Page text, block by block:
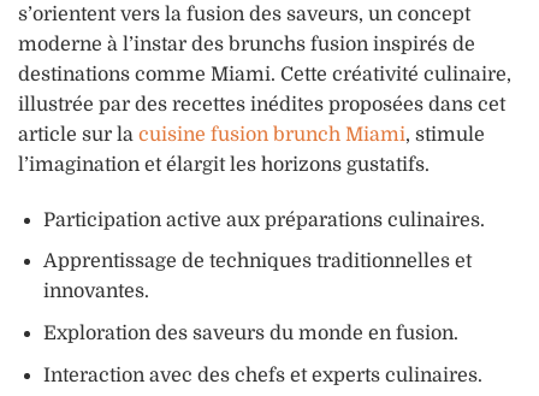
s’orientent vers la fusion des saveurs, un concept
moderne à l’instar des brunchs fusion inspirés de
destinations comme Miami. Cette créativité culinaire,
illustrée par des recettes inédites proposées dans cet
article sur la cuisine fusion brunch Miami, stimule
l’imagination et élargit les horizons gustatifs.
Participation active aux préparations culinaires.
Apprentissage de techniques traditionnelles et
innovantes.
Exploration des saveurs du monde en fusion.
Interaction avec des chefs et experts culinaires.